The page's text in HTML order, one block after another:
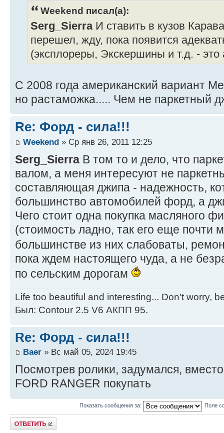
Weekend писал(а):
Serg_SierraИ ставить в кузов
перешел, жду, пока появится
(эксплореры, Экскершины и т.д. - это
С 2008 года американский вариант
но растаможка..... Чем не паркетный
Re: Форд - сила!!!
Weekend » Ср янв 26, 2011 12:25
Serg_Sierra В том то и дело, что
валом, а меня интересуют не
составляющая джипа - надежность,
большинство автомобилей форд, а
Чего стоит одна покупка масляного
(стоимость ладно, так его еще почти
большинстве из них слабоваты,
пока ждем настоящего чуда, а не
по сельским дорогам
Life too beautiful and interesting... Don't worry,
Был: Contour 2.5 V6 АКПП 95.
Re: Форд - сила!!!
Baer » Вс май 05, 2024 19:45
Посмотрев ролики, задумался,
FORD RANGER покупать
Показать сообщения за: Поле
Ответить